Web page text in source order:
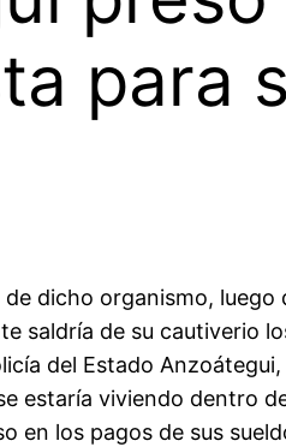
para
dicho organismo,
saldría de su cautiverio
del Estado Anzoátegui,
estaría viviendo dentro
en los pagos de sus